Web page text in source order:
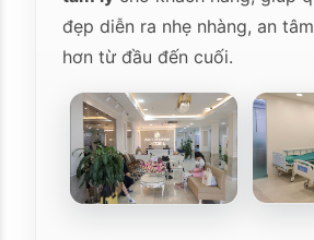
đẹp diễn ra nhẹ nhàng, an
hơn từ đầu đến cuối.